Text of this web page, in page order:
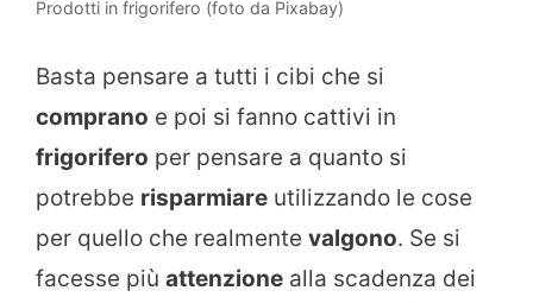
Prodotti in frigorifero (foto da Pixabay)
Basta pensare a tutti i cibi che si
comprano e poi si fanno cattivi in
frigorifero per pensare a quanto si
potrebbe risparmiare utilizzando le cose
per quello che realmente valgono. Se si
facesse più attenzione alla scadenza dei